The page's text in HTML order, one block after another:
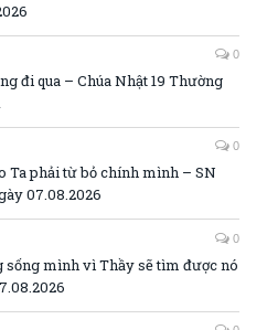
0
đi qua – Chúa Nhật 19 Thường
0
Ta phải từ bỏ chính mình – SN
07.08.2026
0
sống mình vì Thầy sẽ tìm được nó